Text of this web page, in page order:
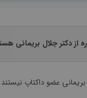
از دکتر جلال بریمانی
عضو داکتاپ